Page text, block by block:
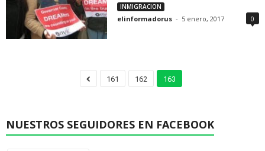
INMIGRACION
elinformadorus - 5 enero, 2017 0
161 162 163
NUESTROS SEGUIDORES EN FACEBOOK